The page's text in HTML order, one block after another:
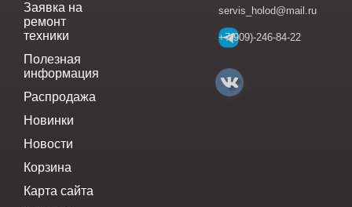
Заявка на
ремонт
техники
Полезная
информация
Распродажа
Новинки
Новости
Корзина
Карта сайта
servis_holod@mail.ru
+7(909)-246-84-22